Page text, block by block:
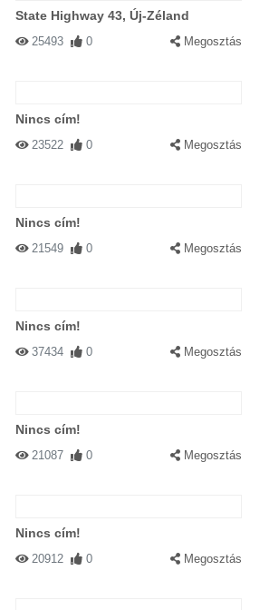
State Highway 43, Új-Zéland
25493 0 Megosztás
Nincs cím!
23522 0 Megosztás
Nincs cím!
21549 0 Megosztás
Nincs cím!
37434 0 Megosztás
Nincs cím!
21087 0 Megosztás
Nincs cím!
20912 0 Megosztás